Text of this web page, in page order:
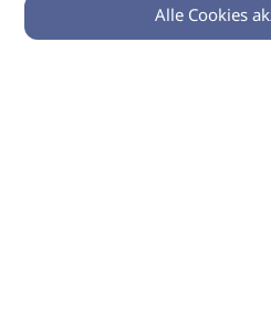
0
Alle Cookies